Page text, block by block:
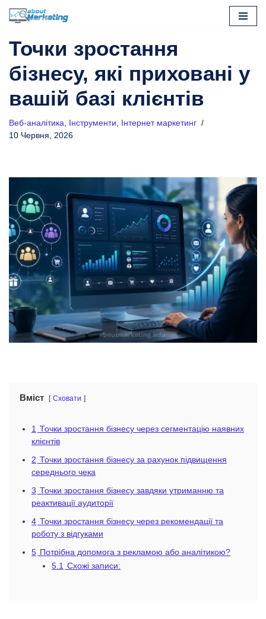
до
Точки зростання
бізнесу, які приховані у
вашій базі клієнтів
Веб-аналітика, Інструменти,
Інтернет маркетинг
10 Червня, 2026
Вміст Сховати
1 Точки зростання бізнесу через сегментацію наявних
клієнтів
2 Точки зростання бізнесу за рахунок підвищення
середнього чека
3 Точки зростання бізнесу завдяки утриманню та
реактивації аудиторії
4 Точки зростання бізнесу через рекомендації та
роботу з відгуками
5 Потрібна допомога з рекламою або аналітикою?
5.1 Схожі записи: